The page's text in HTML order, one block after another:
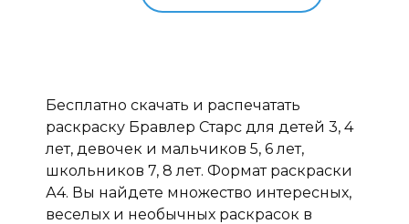
Бесплатно скачать и распечатать
раскраску Бравлер Старс для детей 3, 4
лет, девочек и мальчиков 5, 6 лет,
школьников 7, 8 лет. Формат раскраски
А4. Вы найдете множество интересных,
веселых и необычных раскрасок в